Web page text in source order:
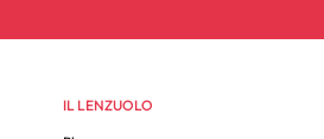
IL LENZUOLO